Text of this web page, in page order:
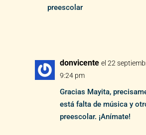
preescolar
donvicente el 22
9:24 pm
Gracias Mayita,
está falta de música y
preescolar. ¡Anímate!